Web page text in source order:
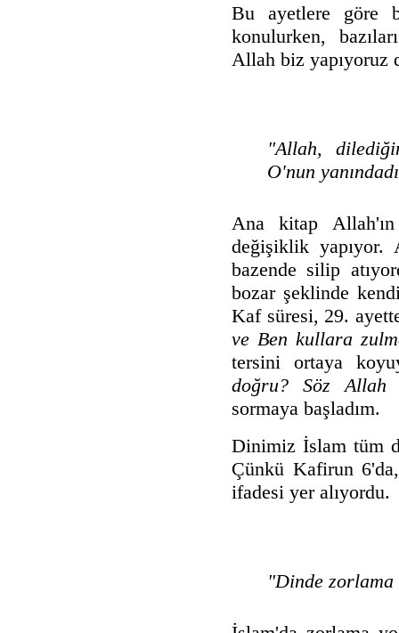
Bu ayetlere göre
konulurken,
Allah biz yapıyoruz
"Allah,
O'nun
Ana kitap
değişiklik yapıyor.
bazende silip
bozar şeklinde
Kaf süresi, 29.
ve Ben kullara
tersini ortaya
doğru? Söz Allah
sormaya başladım.
Dinimiz İslam tüm
Çünkü Kafirun 6'da,
ifadesi yer alıyordu.
"Dinde zorlama